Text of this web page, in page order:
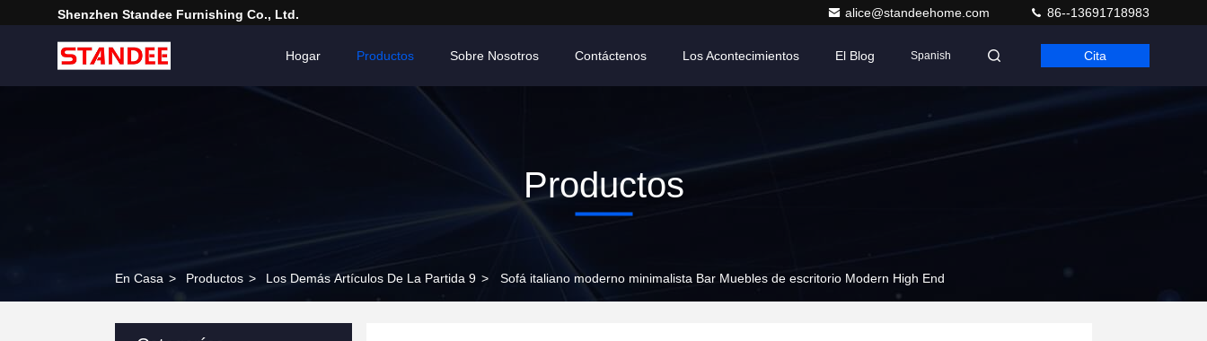
Shenzhen Standee Furnishing Co., Ltd. alice@standeehome.com 86--13691718983
Hogar Productos Sobre Nosotros Contáctenos Los Acontecimientos El Blog Spanish Cita
Productos
En Casa > Productos > Los Demás Artículos De La Partida 9 > Sofá italiano moderno minimalista Bar Muebles de escritorio Modern High End